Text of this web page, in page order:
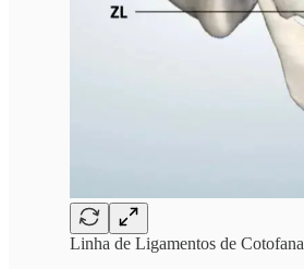
Linha de Ligamentos de Cotofana